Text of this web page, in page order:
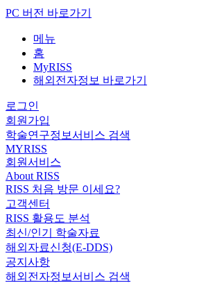
PC 버전 바로가기
메뉴
홈
MyRISS
해외전자정보 바로가기
로그인
회원가입
학술연구정보서비스 검색
MYRISS
회원서비스
About RISS
RISS 처음 방문 이세요?
고객센터
RISS 활용도 분석
최신/인기 학술자료
해외자료신청(E-DDS)
공지사항
해외전자정보서비스 검색